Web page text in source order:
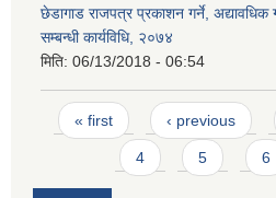
छेडागाड राजपत्र प्रकाशन गर्ने, अद्यावधिक
सम्बन्धी कार्यविधि, २०७४
मिति: 06/13/2018 - 06:54
Pages
« first ‹ previous
4 5 6